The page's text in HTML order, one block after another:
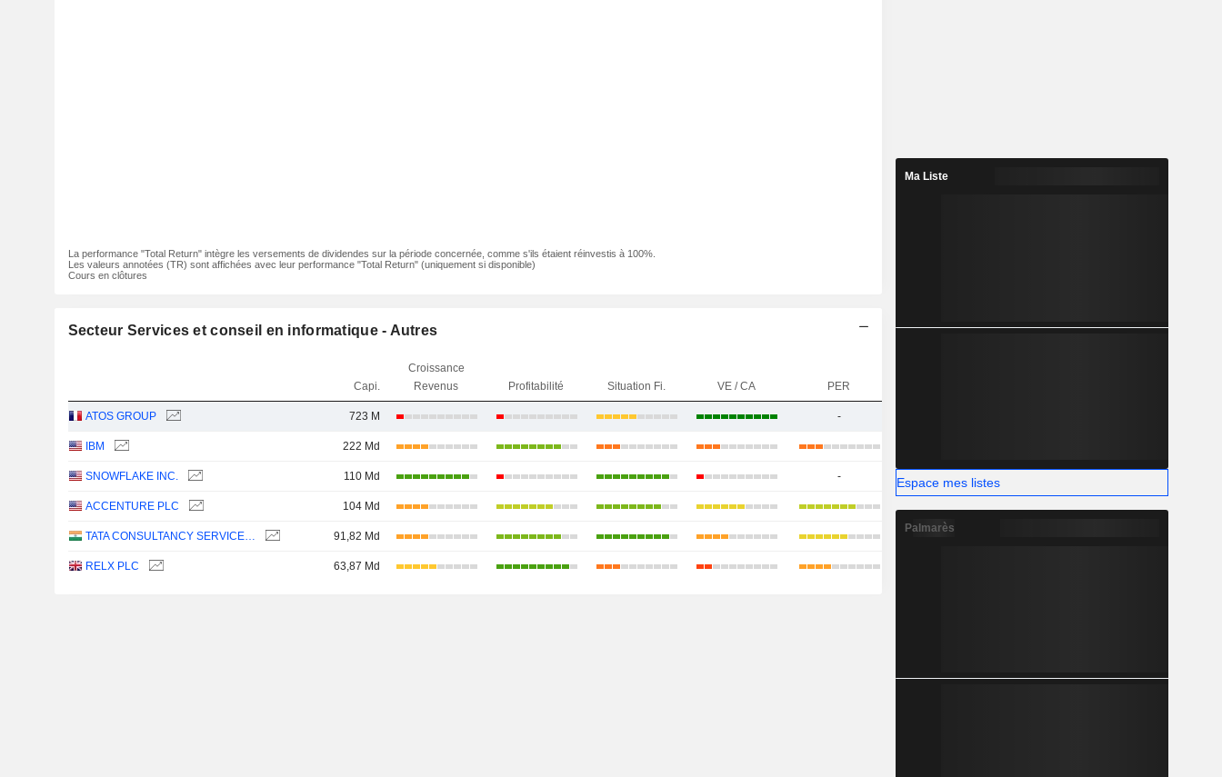
La performance "Total Return" intègre les versements de dividendes sur la période concernée, comme s'ils étaient réinvestis à 100%.
Les valeurs annotées (TR) sont affichées avec leur performance "Total Return" (uniquement si disponible)
Cours en clôtures
Secteur Services et conseil en informatique - Autres
Capi.
Croissance
Revenus
Profitabilité Situation Fi. VE / CA PER
ATOS GROUP 723 M -
IBM 222 Md
SNOWFLAKE INC. 110 Md -
ACCENTURE PLC 104 Md
TATA CONSULTANCY SERVICES LTD. 91,82 Md
RELX PLC 63,87 Md
Ma Liste
Espace mes listes
Palmarès